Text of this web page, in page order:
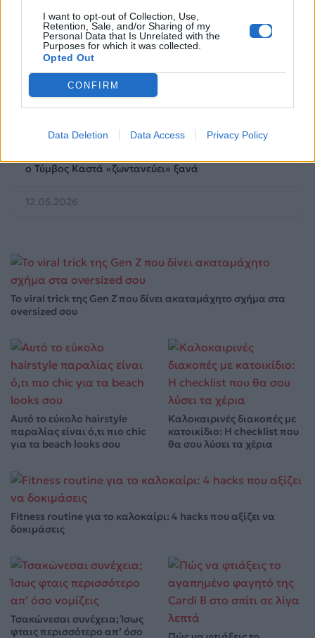
I want to opt-out of Collection, Use,
Retention, Sale, and/or Sharing of my
Personal Data that Is Unrelated with the
Purposes for which it was collected.
Opted Out
CONFIRM
Data Deletion Data Access Privacy Policy
ο Τύμβος Καστά «ζωντανεύει» ξανά
12.05.2026
Το viral trick της Gen Z που δίνει ακαταμάχητο σχήμα στα
oversized σου
Αυτό το εύκολο hairstyle
παραλίας είναι ό,τι πιο chic
για τα beach looks σου
Καλοκαιρινές διακοπές με
κατοικίδιο: Η checklist που
θα σου λύσει τα χέρια
Fitness routine για το καλοκαίρι: 4 hacks που αξίζει να
δοκιμάσεις
Τσακώνεσαι συνέχεια; Ίσως
φταις περισσότερο απ’ όσο